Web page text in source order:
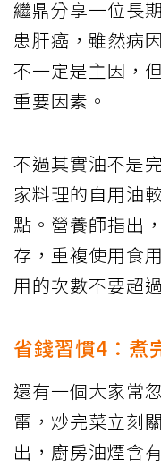
繼鼎分享一位長
患肝癌，雖然病
不一定是主因，
重要因素。
不過其實油不是
家料理的自用油
點。營養師指出
存，重複使用食
用的次數不要超
省錢習慣4：煮
還有一個大家常
電，炒完菜立刻
出，廚房油煙含